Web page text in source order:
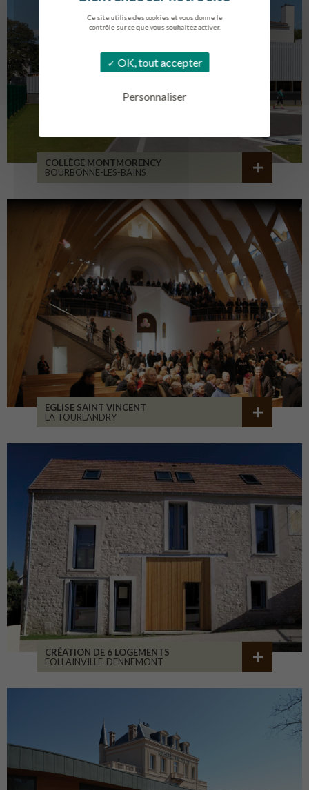
Ce site utilise des cookies et vous donne le
contrôle sur ce que vous souhaitez activer.
OK, tout accepter
Personnaliser
COLLÈGE MONTMORENCY
BOURBONNE-LES-BAINS
EGLISE SAINT VINCENT
LA TOURLANDRY
CRÉATION DE 6 LOGEMENTS
FOLLAINVILLE-DENNEMONT